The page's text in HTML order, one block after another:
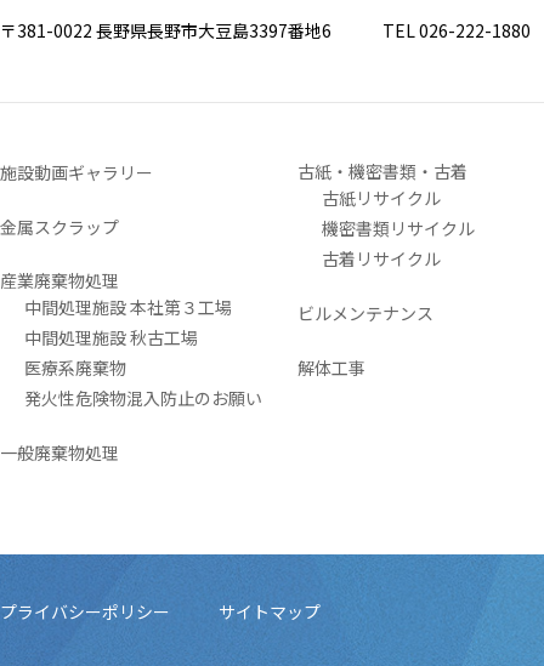
〒381-0022 長野県長野市大豆島3397番地6 TEL 026-222-1880
施設動画ギャラリー
金属スクラップ
産業廃棄物処理
中間処理施設 本社第３工場
中間処理施設 秋古工場
医療系廃棄物
発火性危険物混入防止のお願い
一般廃棄物処理
古紙・機密書類・古着
古紙リサイクル
機密書類リサイクル
古着リサイクル
ビルメンテナンス
解体工事
プライバシーポリシー サイトマップ